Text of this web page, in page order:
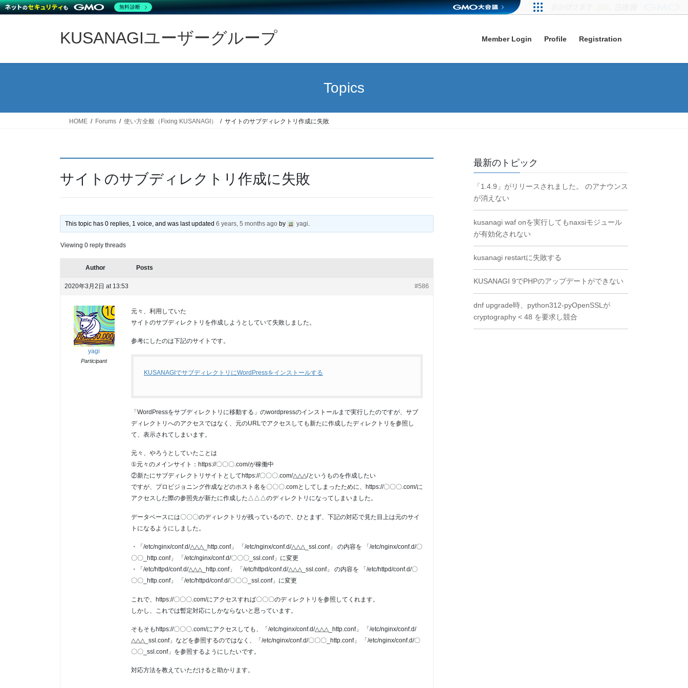
KUSANAGIユーザーグループ Member Login Profile Registration
Topics
HOME Forums 使い方全般（Fixing KUSANAGI） サイトのサブディレクトリ作成に失敗
サイトのサブディレクトリ作成に失敗
This topic has 0 replies, 1 voice, and was last updated6 years, 5 months ago by yagi
Viewing 0 reply threads
Author Posts
2020年3月2日 at 13:53 #586
yagi
Participant
元々、利用していた
サイトのサブディレクトリを作成しようとしていて失敗しました。
参考にしたのは下記のサイトです。
KUSANAGIでサブディレクトリにWordPressをインストールする
「WordPressをサブディレクトリに移動する」のwordpressのインストールまで実行したのですが、サブ
ディレクトリへのアクセスではなく、元のURLでアクセスしても新たに作成したディレクトリを参照し
て、表示されてしまいます。
元々、やろうとしていたことは
①元々のメインサイト：https://〇〇〇.com/が稼働中
②新たにサブディレクトリサイトとしてhttps://〇〇〇.com/△△△/というものを作成したい
ですが、プロビジョニング作成などのホスト名を〇〇〇.comとしてしまったために、https://〇〇〇.com/に
アクセスした際の参照先が新たに作成した△△△のディレクトリになってしまいました。
データベースには〇〇〇のディレクトリが残っているので、ひとまず、下記の対応で見た目上は元のサイ
トになるようにしました。
・「/etc/nginx/conf.d/△△△_http.conf」 「/etc/nginx/conf.d/△△△_ssl.conf」 の内容を 「/etc/nginx/conf.d/〇
〇〇_http.conf」 「/etc/nginx/conf.d/〇〇〇_ssl.conf」に変更
・「/etc/httpd/conf.d/△△△_http.conf」 「/etc/httpd/conf.d/△△△_ssl.conf」 の内容を 「/etc/httpd/conf.d/〇
〇〇_http.conf」 「/etc/httpd/conf.d/〇〇〇_ssl.conf」に変更
これで、https://〇〇〇.com/にアクセスすれば〇〇〇のディレクトリを参照してくれます。
しかし、これでは暫定対応にしかならないと思っています。
そもそもhttps://〇〇〇.com/にアクセスしても、「/etc/nginx/conf.d/△△△_http.conf」 「/etc/nginx/conf.d/
△△△_ssl.conf」などを参照するのではなく、「/etc/nginx/conf.d/〇〇〇_http.conf」 「/etc/nginx/conf.d/〇
〇〇_ssl.conf」を参照するようにしたいです。
対応方法を教えていただけると助かります。
最新のトピック
「1.4.9」がリリースされました。 のアナウンス
が消えない
kusanagi waf onを実行してもnaxsiモジュール
が有効化されない
kusanagi restartに失敗する
KUSANAGI 9でPHPのアップデートができない
dnf upgrade時、python312-pyOpenSSLが
cryptography < 48 を要求し競合
無料診断